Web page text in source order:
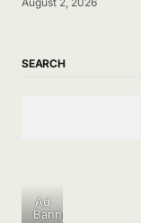
नेतृत्व। राजस्थान कैडर
SEARCH
Ad
Banner